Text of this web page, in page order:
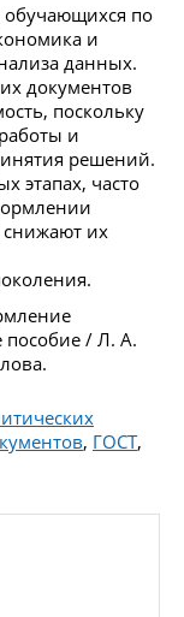
обучающихся по
и
данных.
документов
поскольку
и
решений.
этапах, часто
снижают их
пособие / Л. А.
, ГОСТ,